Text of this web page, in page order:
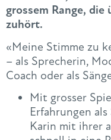
grossem Range,
zuhört.
«Meine Stimme zu
– als Sprecherin,
Coach oder als
Mit grosser
Erfahrungen
Karin mit ihrer